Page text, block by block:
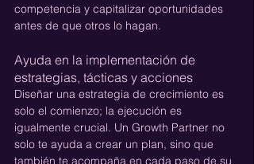
competencia y capitalizar oportunidades
antes de que otros lo hagan.
Ayuda en la implementación de
estrategias, tácticas y acciones
Diseñar una estrategia de crecimiento es
solo el comienzo; la ejecución es
igualmente crucial. Un Growth Partner no
solo te ayuda a crear un plan, sino que
también te acompaña en cada paso de su